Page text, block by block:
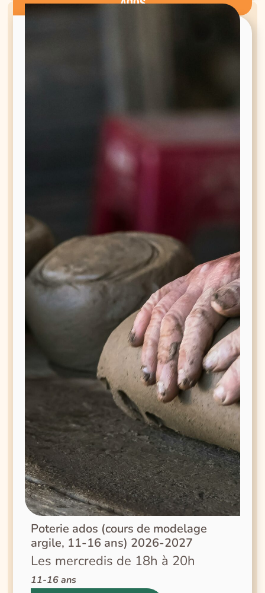
Poterie ados (cours de modelage
argile, 11-16 ans) 2026-2027
Les mercredis de 18h à 20h
11-16 ans